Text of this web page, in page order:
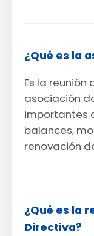
¿Qué es la
Es la
asociación
importantes
balances,
renovación
¿Qué es la
Directiva?